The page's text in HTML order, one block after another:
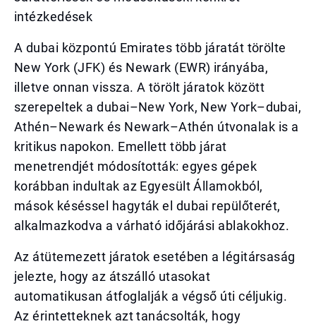
intézkedések
A dubai központú Emirates több járatát törölte
New York (JFK) és Newark (EWR) irányába,
illetve onnan vissza. A törölt járatok között
szerepeltek a dubai–New York, New York–dubai,
Athén–Newark és Newark–Athén útvonalak is a
kritikus napokon. Emellett több járat
menetrendjét módosították: egyes gépek
korábban indultak az Egyesült Államokból,
mások késéssel hagyták el dubai repülőterét,
alkalmazkodva a várható időjárási ablakokhoz.
Az átütemezett járatok esetében a légitársaság
jelezte, hogy az átszálló utasokat
automatikusan átfoglalják a végső úti céljukig.
Az érintetteknek azt tanácsolták, hogy